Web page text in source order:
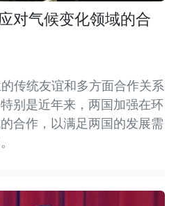
对气候变化领域的合
传统友谊和多方面合作关系
别是近年来，两国加强在环
合作，以满足两国的发展需